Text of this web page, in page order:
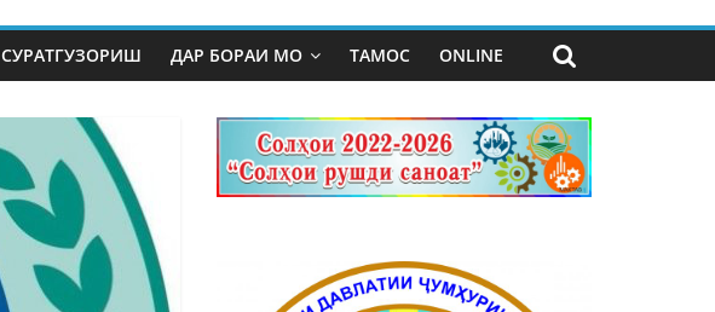
СУРАТГУЗОРИШ ДАР БОРАИ МО ТАМОС ONLINE